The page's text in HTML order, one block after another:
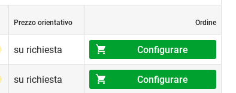
Prezzo orientativo Ordine
su richiesta Configurare
su richiesta Configurare